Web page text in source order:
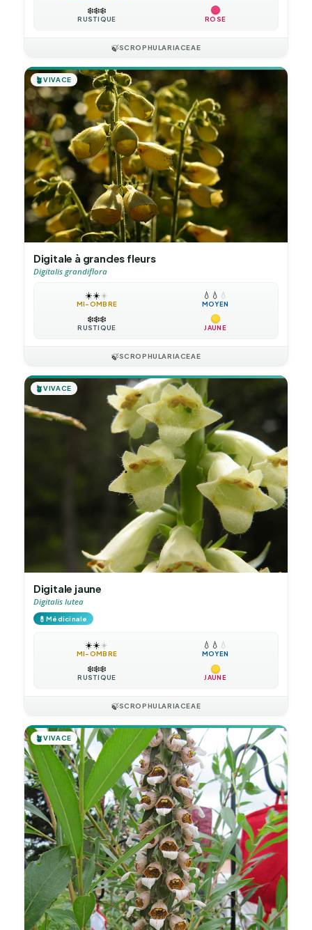
❄️❄️❄️
RUSTIQUE ROSE
🍃SCROPHULARIACEAE
🪴VIVACE
Digitale à grandes fleurs
Digitalis grandiflora
☀️☀️☀️
MI-OMBRE
💧 💧 💧
MOYEN
❄️❄️❄️
RUSTIQUE JAUNE
🍃SCROPHULARIACEAE
🪴VIVACE
Digitale jaune
Digitalis lutea
💊Médicinale
☀️☀️☀️
MI-OMBRE
💧 💧 💧
MOYEN
❄️❄️❄️
RUSTIQUE JAUNE
🍃SCROPHULARIACEAE
🪴VIVACE